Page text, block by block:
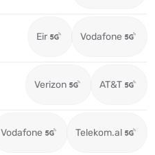
Eir Vodafone
Verizon AT&T
Vodafone Telekom.al